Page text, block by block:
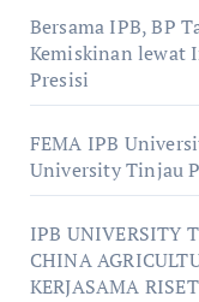
Bersama IPB, BP
Kemiskinan lewat
Presisi
FEMA IPB
University Tinjau
IPB UNIVERSITY
CHINA
KERJASAMA